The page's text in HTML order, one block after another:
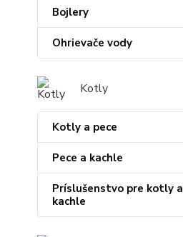
Bojlery
Ohrievače vody
Kotly
Kotly a pece
Pece a kachle
Príslušenstvo pre kotly a
kachle